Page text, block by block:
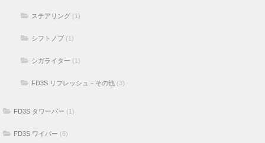
ステアリング (1)
シフトノブ (1)
シガライター (1)
FD3S リフレッシュ－その他 (3)
FD3S タワーバー (1)
FD3S ワイパー (6)